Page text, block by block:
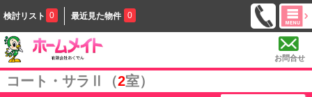
検討リスト 0 最近見た物件 0
お問合せ
コート・サラⅡ（2室）